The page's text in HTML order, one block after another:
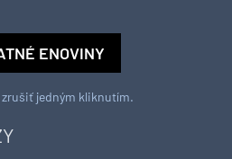
ENOVINY
zrušiť jedným kliknutím.